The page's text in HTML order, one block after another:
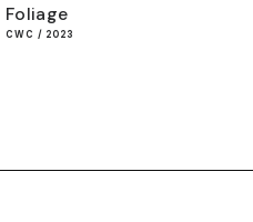
Foliage
CWC / 2023